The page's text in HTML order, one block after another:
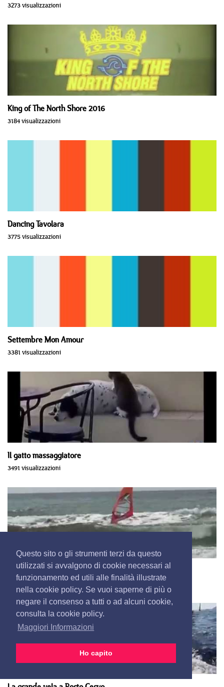
Questo sito o gli strumenti terzi da questo
utilizzati si avvalgono di cookie necessari al
funzionamento ed utili alle finalità illustrate
nella cookie policy. Se vuoi saperne di più o
negare il consenso a tutti o ad alcuni cookie,
consulta la cookie policy.
Maggiori Informazioni
Ho capito
3273 visualizzazioni
King of The North Shore 2016
3184 visualizzazioni
Dancing Tavolara
3775 visualizzazioni
Settembre Mon Amour
3381 visualizzazioni
Il gatto massaggiatore
3491 visualizzazioni
Sulle onde a 9 anni
3343 visualizzazioni